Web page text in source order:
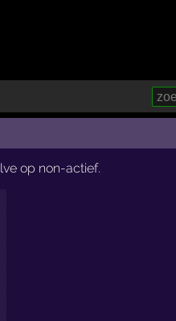
op non-actief.